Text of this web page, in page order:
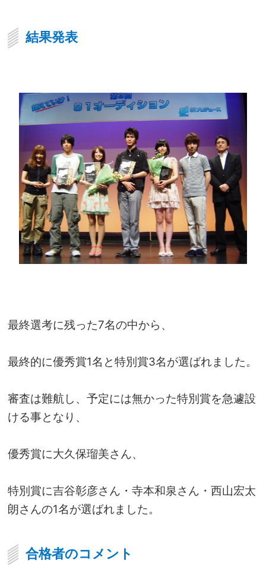
結果発表
最終選考に残った7名の中から、
最終的に優秀賞1名と特別賞3名が選ばれました。
審査は難航し、予定には無かった特別賞を急遽設
ける事となり、
優秀賞に大久保瑠美さん、
特別賞に吉谷彰彦さん・寺本和泉さん・西山宏太
朗さんの1名が選ばれました。
合格者のコメント